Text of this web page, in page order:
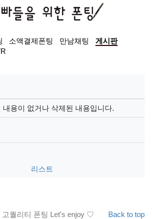
소액결제폰팅 만남채팅
게시판
용이 없거나 삭제된 내용입니다.
리스트
Back to top
고퀄리티 폰팅 Let's enjoy ♡